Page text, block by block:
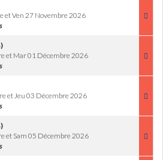
et Ven 27 Novembre 2026
et Mar 01 Décembre 2026
et Jeu 03 Décembre 2026
et Sam 05 Décembre 2026